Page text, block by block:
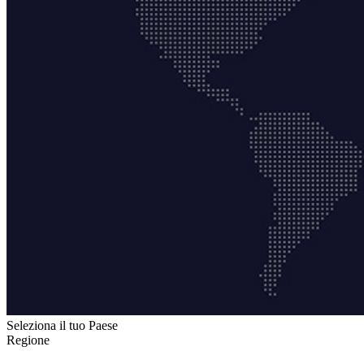
Seleziona il tuo Paese
Regione